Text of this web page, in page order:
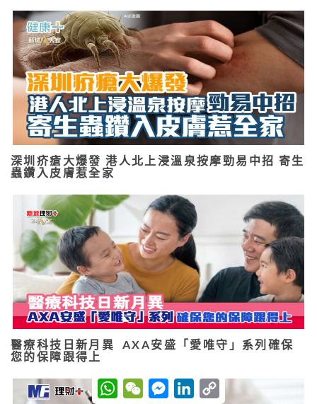
深圳疥瘡大爆發 港人北上浸溫泉按摩勁易中招 寄生
蟲鑽入皮膚惹全家
醫療科技日新月異 AXA安盛「愛唯守」系列確保
您的保障跟得上
W
h
W
e
M
e
L